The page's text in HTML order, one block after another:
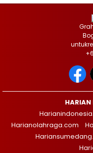
HARIAN
Harianolahraga.com